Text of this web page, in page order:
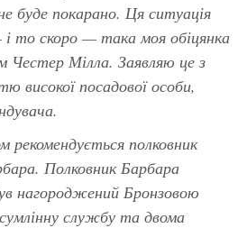
буде покарано. Ця ситуація
то скоро — така моя обіцянка
Честер Мілла. Заявляю це з
високої посадової особи,
рекомендується полковник
Полковник Барбара
нагороджений Бронзовою
службу та двома